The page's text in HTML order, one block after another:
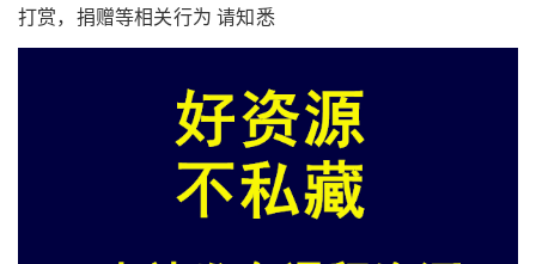
打赏，捐赠等相关行为 请知悉